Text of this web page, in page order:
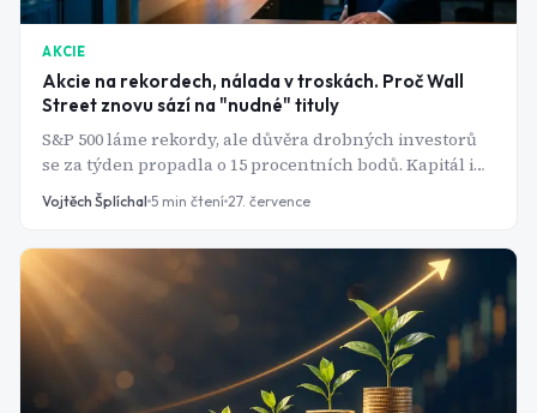
AKCIE
Akcie na rekordech, nálada v troskách. Proč Wall
Street znovu sází na "nudné" tituly
S&P 500 láme rekordy, ale důvěra drobných investorů
se za týden propadla o 15 procentních bodů. Kapitál i
pozornost analytiků se stáčí k utilitám, zdravotnictví a
spotřebnímu zboží.
Vojtěch Šplíchal 5 min čtení 27. července